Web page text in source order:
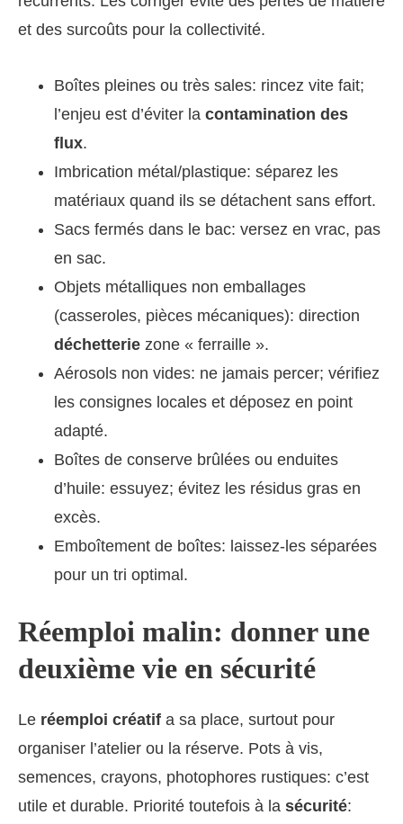
et des surcoûts pour la collectivité.
Boîtes pleines ou très sales: rincez vite fait;
l’enjeu est d’éviter la contamination des
flux.
Imbrication métal/plastique: séparez les
matériaux quand ils se détachent sans effort.
Sacs fermés dans le bac: versez en vrac, pas
en sac.
Objets métalliques non emballages
(casseroles, pièces mécaniques): direction
déchetterie zone « ferraille ».
Aérosols non vides: ne jamais percer; vérifiez
les consignes locales et déposez en point
adapté.
Boîtes de conserve brûlées ou enduites
d’huile: essuyez; évitez les résidus gras en
excès.
Emboîtement de boîtes: laissez-les séparées
pour un tri optimal.
Réemploi malin: donner une
deuxième vie en sécurité
Le réemploi créatif a sa place, surtout pour
organiser l’atelier ou la réserve. Pots à vis,
semences, crayons, photophores rustiques: c’est
utile et durable. Priorité toutefois à la sécurité: